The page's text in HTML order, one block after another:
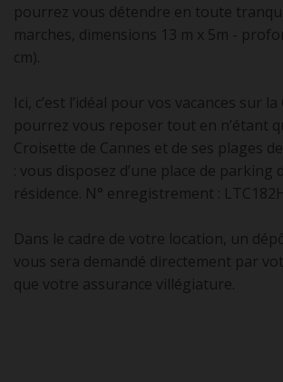
pourrez vous détendre en toute
marches, dimensions 13 m x 5m -
cm).
Ici, c’est l’idéal pour vos vacances sur
pourrez vous reposer tout en n’étant
Croisette de Cannes et de ses plages
: vous disposez d’une place de parking
résidence. N° enregistrement :
Dans le cadre de votre location, un
vous sera demandé directement par
que votre assurance villégiature.